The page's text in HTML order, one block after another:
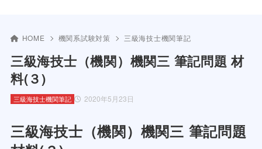
HOME 機関系試験対策 三級海技士機関筆記
三級海技士（機関）機関三 筆記問題 材
料(３)
2020年5月23日
三級海技士機関筆記
三級海技士（機関）機関三 筆記問題